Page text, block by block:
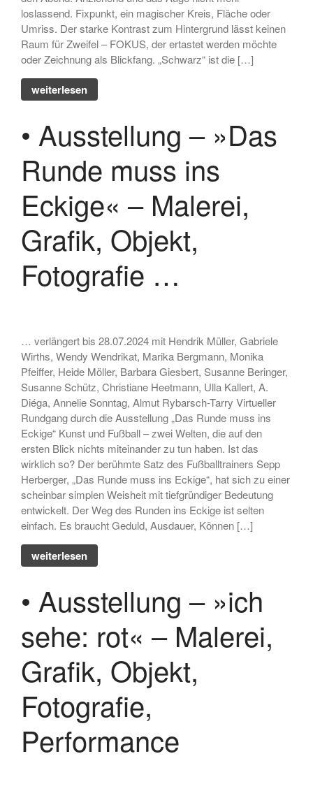
loslassend. Fixpunkt, ein magischer Kreis, Fläche oder
Umriss. Der starke Kontrast zum Hintergrund lässt keinen
Raum für Zweifel – FOKUS, der ertastet werden möchte
oder Zeichnung als Blickfang. „Schwarz“ ist die […]
weiterlesen
• Ausstellung – »Das
Runde muss ins
Eckige« – Malerei,
Grafik, Objekt,
Fotografie …
… verlängert bis 28.07.2024 mit Hendrik Müller, Gabriele
Wirths, Wendy Wendrikat, Marika Bergmann, Monika
Pfeiffer, Heide Möller, Barbara Giesbert, Susanne Beringer,
Susanne Schütz, Christiane Heetmann, Ulla Kallert, A.
Diéga, Annelie Sonntag, Almut Rybarsch-Tarry Virtueller
Rundgang durch die Ausstellung „Das Runde muss ins
Eckige“ Kunst und Fußball – zwei Welten, die auf den
ersten Blick nichts miteinander zu tun haben. Ist das
wirklich so? Der berühmte Satz des Fußballtrainers Sepp
Herberger, „Das Runde muss ins Eckige“, hat sich zu einer
scheinbar simplen Weisheit mit tiefgründiger Bedeutung
entwickelt. Der Weg des Runden ins Eckige ist selten
einfach. Es braucht Geduld, Ausdauer, Können […]
weiterlesen
• Ausstellung – »ich
sehe: rot« – Malerei,
Grafik, Objekt,
Fotografie,
Performance